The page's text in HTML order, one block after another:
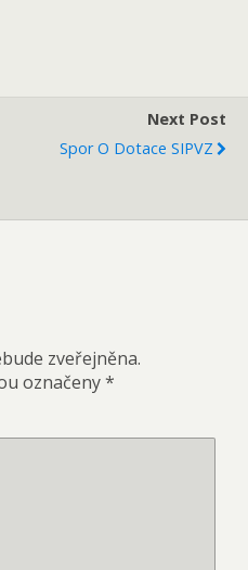
Next Post
Spor O Dotace SIPVZ
zveřejněna.
označeny*